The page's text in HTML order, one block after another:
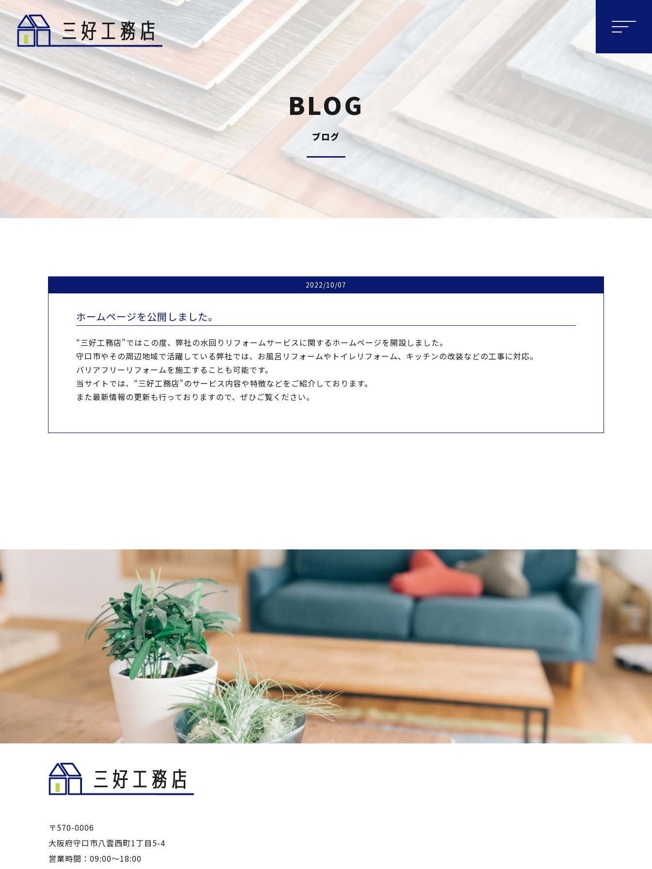
BLOG
ブログ
2022/10/07
ホームページを公開しました。
“三好工務店”ではこの度、弊社の水回りリフォームサービスに関するホームページを開設しました。
守口市やその周辺地域で活躍している弊社では、お風呂リフォームやトイレリフォーム、キッチンの改装などの工事に対応。
バリアフリーリフォームを施工することも可能です。
当サイトでは、“三好工務店”のサービス内容や特徴などをご紹介しております。
また最新情報の更新も行っておりますので、ぜひご覧ください。
〒570-0006
大阪府守口市八雲西町1丁目5-4
営業時間：09:00～18:00